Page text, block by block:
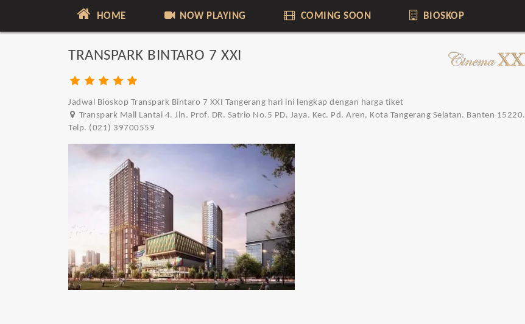
HOME NOW PLAYING COMING SOON BIOSKOP
TRANSPARK BINTARO 7 XXI
Jadwal Bioskop Transpark Bintaro 7 XXI Tangerang hari ini lengkap dengan harga tiket
Transpark Mall Lantai 4. Jln. Prof. DR. Satrio No.5 PD. Jaya. Kec. Pd. Aren, Kota Tangerang Selatan. Banten 15220.
Telp. (021) 39700559